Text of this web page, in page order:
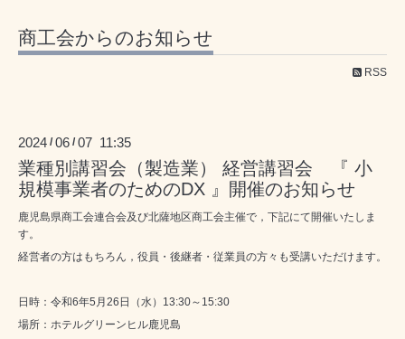
商工会からのお知らせ
RSS
2024 /06 /07 11:35
業種別講習会（製造業） 経営講習会 『 小
規模事業者のためのDX 』開催のお知らせ
鹿児島県商工会連合会及び北薩地区商工会主催で，下記にて開催いたしま
す。
経営者の方はもちろん，役員・後継者・従業員の方々も受講いただけます。
日時：令和6年5月26日（水）13:30～15:30
場所：ホテルグリーンヒル鹿児島